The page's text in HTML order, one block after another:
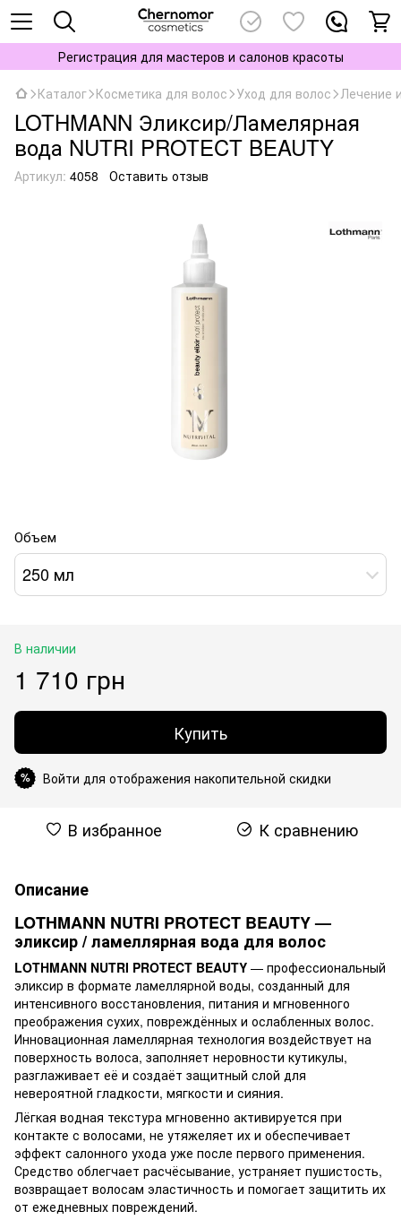
Регистрация для мастеров и салонов красоты
Каталог Косметика для волос Уход для волос Лечение
LOTHMANN Эликсир/Ламелярная
вода NUTRI PROTECT BEAUTY
Артикул: 4058 Оставить отзыв
Объем
250 мл
В наличии
1 710 грн
Купить
% Войти для отображения накопительной скидки
В избранное К сравнению
Описание
LOTHMANN NUTRI PROTECT BEAUTY —
эликсир / ламеллярная вода для волос
LOTHMANN NUTRI PROTECT BEAUTY — профессиональный
эликсир в формате ламеллярной воды, созданный для
интенсивного восстановления, питания и мгновенного
преображения сухих, повреждённых и ослабленных волос.
Инновационная ламеллярная технология воздействует на
поверхность волоса, заполняет неровности кутикулы,
разглаживает её и создаёт защитный слой для
невероятной гладкости, мягкости и сияния.
Лёгкая водная текстура мгновенно активируется при
контакте с волосами, не утяжеляет их и обеспечивает
эффект салонного ухода уже после первого применения.
Средство облегчает расчёсывание, устраняет пушистость,
возвращает волосам эластичность и помогает защитить их
от ежедневных повреждений.